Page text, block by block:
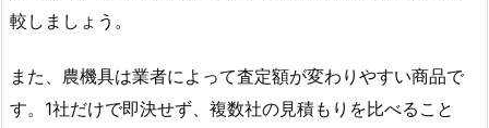
較しましょう。
また、農機具は業者によって査定額が変わりやすい商品で
す。1社だけで即決せず、複数社の見積もりを比べること